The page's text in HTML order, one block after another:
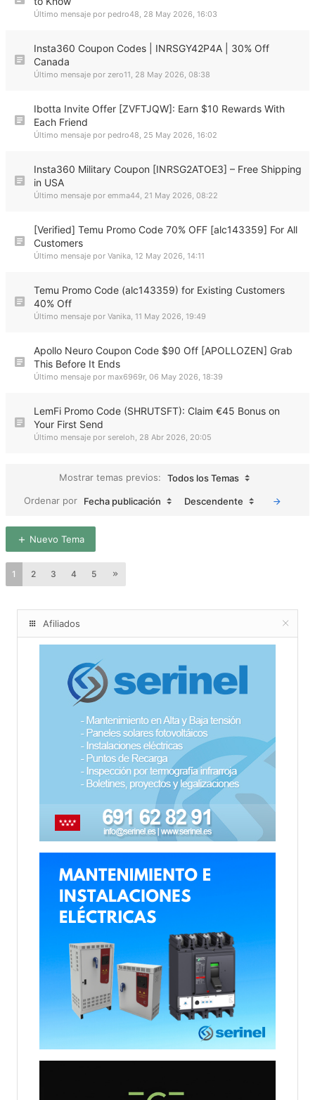
Último mensaje por pedro48, 28 May 2026, 16:03
Insta360 Coupon Codes | INRSGY42P4A | 30% Off
Canada
Último mensaje por zero11, 28 May 2026, 08:38
Ibotta Invite Offer [ZVFTJQW]: Earn $10 Rewards With
Each Friend
Último mensaje por pedro48, 25 May 2026, 16:02
Insta360 Military Coupon [INRSG2ATOE3] – Free Shipping
in USA
Último mensaje por emma44, 21 May 2026, 08:22
[Verified] Temu Promo Code 70% OFF [alc143359] For All
Customers
Último mensaje por Vanika, 12 May 2026, 14:11
Temu Promo Code (alc143359) for Existing Customers
40% Off
Último mensaje por Vanika, 11 May 2026, 19:49
Apollo Neuro Coupon Code $90 Off [APOLLOZEN] Grab
This Before It Ends
Último mensaje por max6969r, 06 May 2026, 18:39
LemFi Promo Code (SHRUTSFT): Claim €45 Bonus on
Your First Send
Último mensaje por sereloh, 28 Abr 2026, 20:05
Mostrar temas previos:
Todos los Temas
Ordenar por
Fecha publicación Descendente
Nuevo Tema
1 2 3 4 5
Afiliados